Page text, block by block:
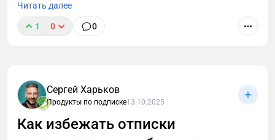
Вы запустили клуб по подписке, вложили в него
время, душу, лучшие материалы, но люди не
спешат оформлять подписку. Почему так
происходит?
Читать далее
1 0 0
Сергей Харьков
Продукты по подписке13.10.2025
Как избежать отписки